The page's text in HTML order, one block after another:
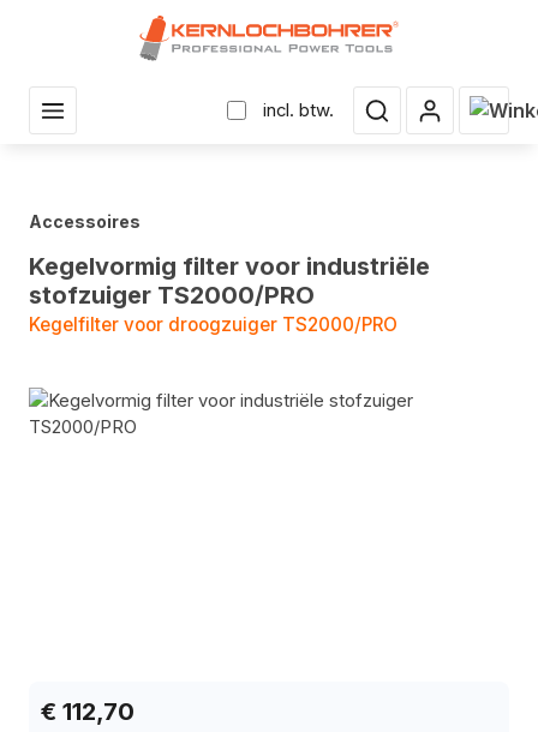
incl. btw.
Accessoires
Kegelvormig filter voor industriële
stofzuiger TS2000/PRO
Kegelfilter voor droogzuiger TS2000/PRO
Fotogalerij overslaan
€ 112,70